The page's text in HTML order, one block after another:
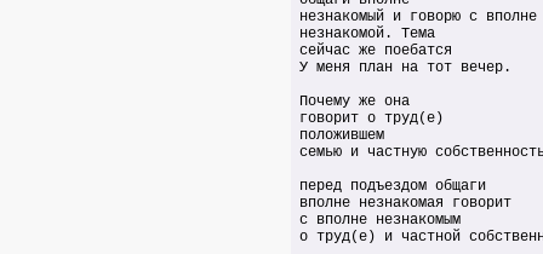
незнакомый и говорю с вполне
незнакомой. Тема
сейчас же поебатся
У меня план на тот вечер.
Почему же она
говорит о труд(е)
положившем
семью и частную
перед подъездом общаги
вполне незнакомая говорит
с вполне незнакомым
о труд(е) и частной